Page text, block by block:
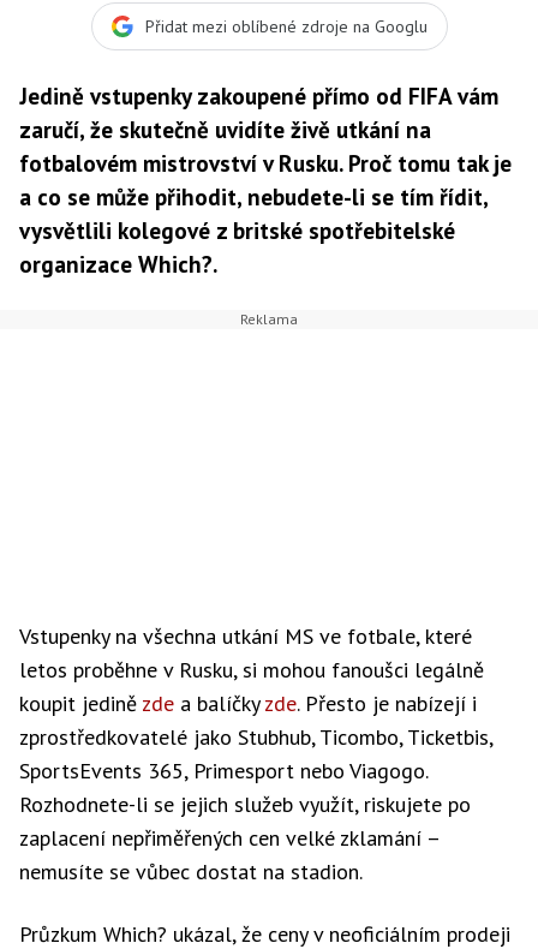
Přidat mezi oblíbené zdroje na Googlu
Jedině vstupenky zakoupené přímo od FIFA vám
zaručí, že skutečně uvidíte živě utkání na
fotbalovém mistrovství v Rusku. Proč tomu tak je
a co se může přihodit, nebudete-li se tím řídit,
vysvětlili kolegové z britské spotřebitelské
organizace Which?.
Vstupenky na všechna utkání MS ve fotbale, které
letos proběhne v Rusku, si mohou fanoušci legálně
koupit jedině zde a balíčkyzde. Přesto je nabízejí i
zprostředkovatelé jako Stubhub, Ticombo, Ticketbis,
SportsEvents 365, Primesport nebo Viagogo.
Rozhodnete-li se jejich služeb využít, riskujete po
zaplacení nepřiměřených cen velké zklamání –
nemusíte se vůbec dostat na stadion.
Průzkum Which? ukázal, že ceny v neoficiálním prodeji